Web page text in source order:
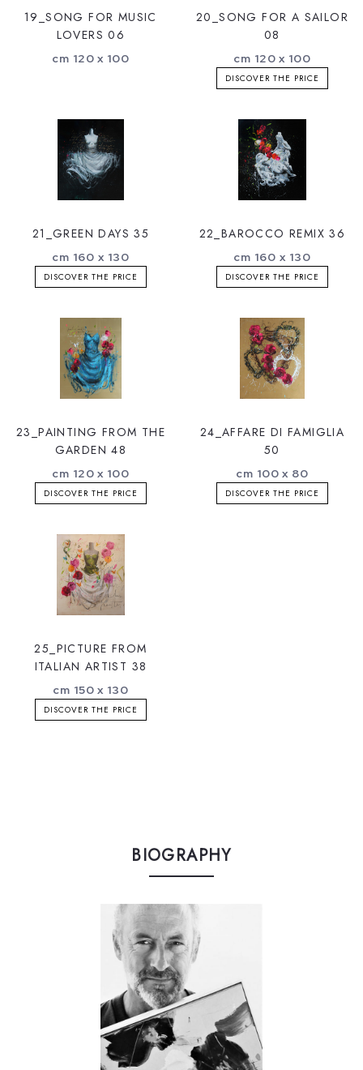
19_SONG FOR MUSIC
LOVERS 06
cm 120 x 100
20_SONG FOR A SAILOR
08
cm 120 x 100
DISCOVER THE PRICE
21_GREEN DAYS 35
cm 160 x 130
DISCOVER THE PRICE
22_BAROCCO REMIX 36
cm 160 x 130
DISCOVER THE PRICE
23_PAINTING FROM THE
GARDEN 48
cm 120 x 100
DISCOVER THE PRICE
24_AFFARE DI FAMIGLIA
50
cm 100 x 80
DISCOVER THE PRICE
25_PICTURE FROM
ITALIAN ARTIST 38
cm 150 x 130
DISCOVER THE PRICE
BIOGRAPHY